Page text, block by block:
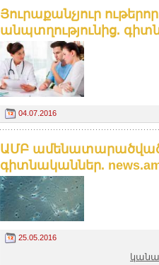
Յուրաքանչյուր
անպտղությունից.
04.07.2016
ԱՄԲ
գիտնականներ.
25.05.2016